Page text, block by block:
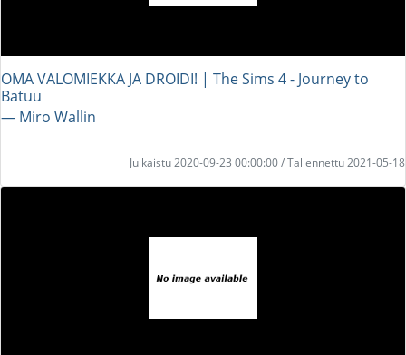
OMA VALOMIEKKA JA DROIDI! | The Sims 4 - Journey to
Batuu
― Miro Wallin
Julkaistu 2020-09-23 00:00:00 / Tallennettu 2021-05-18